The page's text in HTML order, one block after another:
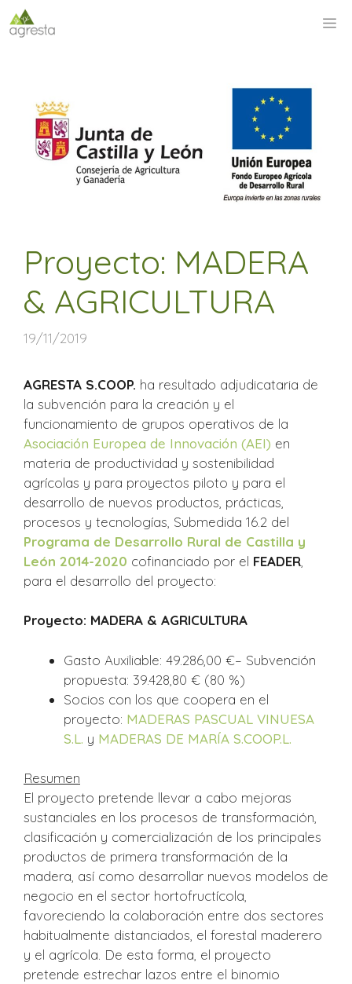
Saltar
al
Proyecto: MADERA
& AGRICULTURA
19/11/2019
AGRESTA S.COOP. ha resultado adjudicataria de
la subvención para la creación y el
funcionamiento de grupos operativos de la
Asociación Europea de Innovación (AEI) en
materia de productividad y sostenibilidad
agrícolas y para proyectos piloto y para el
desarrollo de nuevos productos, prácticas,
procesos y tecnologías, Submedida 16.2 del
Programa de Desarrollo Rural de Castilla y
León 2014-2020 cofinanciado por el FEADER
para el desarrollo del proyecto:
Proyecto: MADERA & AGRICULTURA
Gasto Auxiliable: 49.286,00 €– Subvención
propuesta: 39.428,80 € (80 %)
Socios con los que coopera en el
proyecto: MADERAS PASCUAL VINUESA
S.L. y MADERAS DE MARÍA S.COOP.L.
Resumen
El proyecto pretende llevar a cabo mejoras
sustanciales en los procesos de transformación,
clasificación y comercialización de los principales
productos de primera transformación de la
madera, así como desarrollar nuevos modelos de
negocio en el sector hortofructícola,
favoreciendo la colaboración entre dos sectores
habitualmente distanciados, el forestal maderero
y el agrícola. De esta forma, el proyecto
pretende estrechar lazos entre el binomio